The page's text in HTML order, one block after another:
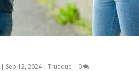
| Sep 12, 2024|Trueque | 0